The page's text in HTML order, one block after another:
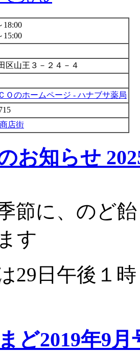
18:00
区山王３－２４－４
Ｏのホームページ - ハナブサ薬局
店街
お知らせ
節に、のど
す
29日午後１
ど2019年9